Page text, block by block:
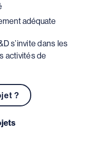
adéquate
s’invite dans les
activités de
?